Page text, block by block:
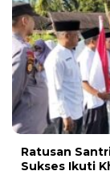
Ratusan
Sukses Ikuti